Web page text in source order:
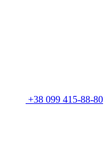
+38 099 415-88-80